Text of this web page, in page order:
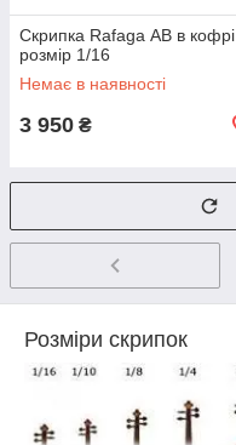
Скрипка Rafaga АВ в кофрі
розмір 1/16
Немає в наявності
3 950 ₴
Розміри скрипок